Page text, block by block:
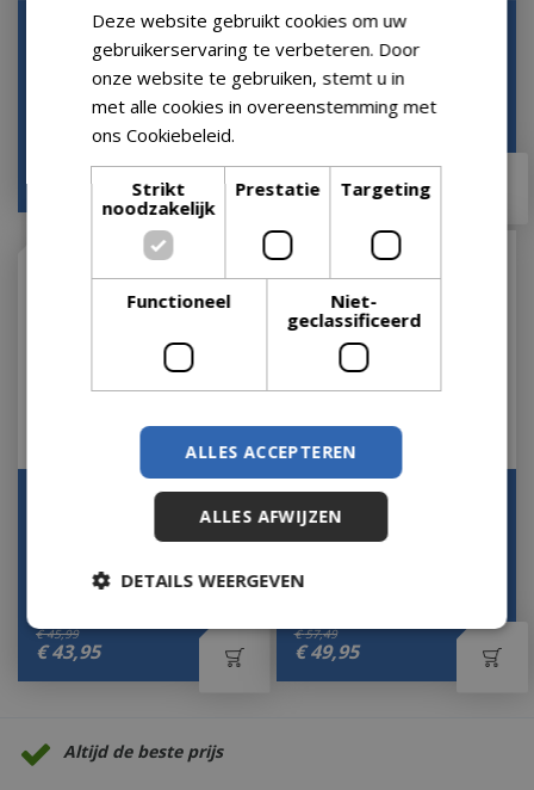
Gietijzeren Garnalen
95
Let op: bijna uitverkocht!
Weber® Spiesenset en
Houder
€ 42,99
€ 37 95
Let op: bijna uitverkocht!
Viskorf groot rvs
€ 45,99
€ 43,95
Let op: bijna uitverkocht!
Gevogeltestomer style
€ 57,49
€ 49,95
Let op: bijna uitverkocht!
Altijd de beste prijs
Deze website gebruikt cookies om uw
gebruikerservaring te verbeteren. Door
onze website te gebruiken, stemt u in
met alle cookies in overeenstemming met
ons Cookiebeleid.
Strikt
noodzakelijk
Prestatie Targeting
Functioneel
Niet-
geclassificeerd
ALLES ACCEPTEREN
ALLES AFWIJZEN
DETAILS WEERGEVEN